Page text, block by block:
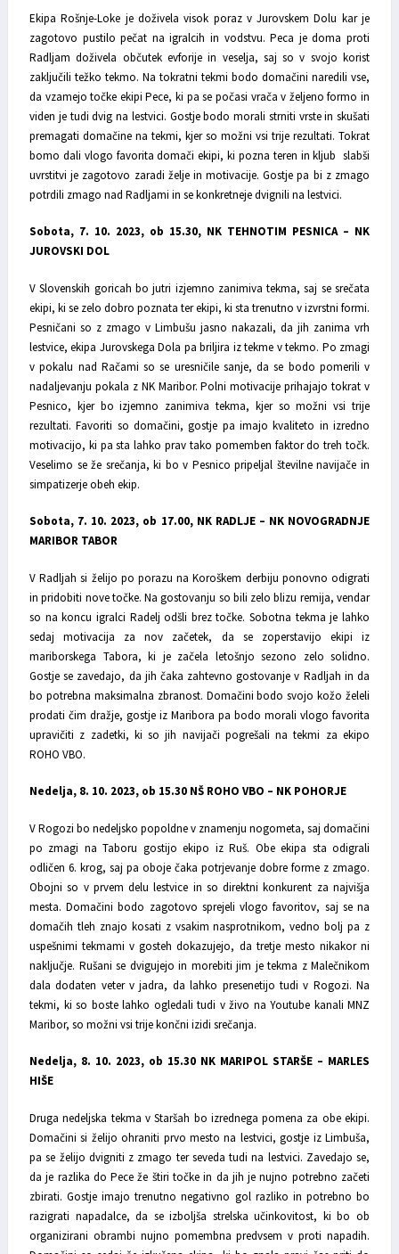
Ekipa Rošnje-Loke je doživela visok poraz v Jurovskem Dolu kar je
zagotovo pustilo pečat na igralcih in vodstvu. Peca je doma proti
Radljam doživela občutek evforije in veselja, saj so v svojo korist
zaključili težko tekmo. Na tokratni tekmi bodo domačini naredili vse,
da vzamejo točke ekipi Pece, ki pa se počasi vrača v željeno formo in
viden je tudi dvig na lestvici. Gostje bodo morali strniti vrste in skušati
premagati domačine na tekmi, kjer so možni vsi trije rezultati. Tokrat
bomo dali vlogo favorita domači ekipi, ki pozna teren in kljub slabši
uvrstitvi je zagotovo zaradi želje in motivacije. Gostje pa bi z zmago
potrdili zmago nad Radljami in se konkretneje dvignili na lestvici.
Sobota, 7. 10. 2023, ob 15.30, NK TEHNOTIM PESNICA – NK
JUROVSKI DOL
V Slovenskih goricah bo jutri izjemno zanimiva tekma, saj se srečata
ekipi, ki se zelo dobro poznata ter ekipi, ki sta trenutno v izvrstni formi.
Pesničani so z zmago v Limbušu jasno nakazali, da jih zanima vrh
lestvice, ekipa Jurovskega Dola pa briljira iz tekme v tekmo. Po zmagi
v pokalu nad Račami so se uresničile sanje, da se bodo pomerili v
nadaljevanju pokala z NK Maribor. Polni motivacije prihajajo tokrat v
Pesnico, kjer bo izjemno zanimiva tekma, kjer so možni vsi trije
rezultati. Favoriti so domačini, gostje pa imajo kvaliteto in izredno
motivacijo, ki pa sta lahko prav tako pomemben faktor do treh točk.
Veselimo se že srečanja, ki bo v Pesnico pripeljal številne navijače in
simpatizerje obeh ekip.
Sobota, 7. 10. 2023, ob 17.00, NK RADLJE – NK NOVOGRADNJE
MARIBOR TABOR
V Radljah si želijo po porazu na Koroškem derbiju ponovno odigrati
in pridobiti nove točke. Na gostovanju so bili zelo blizu remija, vendar
so na koncu igralci Radelj odšli brez točke. Sobotna tekma je lahko
sedaj motivacija za nov začetek, da se zoperstavijo ekipi iz
mariborskega Tabora, ki je začela letošnjo sezono zelo solidno.
Gostje se zavedajo, da jih čaka zahtevno gostovanje v Radljah in da
bo potrebna maksimalna zbranost. Domačini bodo svojo kožo želeli
prodati čim dražje, gostje iz Maribora pa bodo morali vlogo favorita
upravičiti z zadetki, ki so jih navijači pogrešali na tekmi za ekipo
ROHO VBO.
Nedelja, 8. 10. 2023, ob 15.30 NŠ ROHO VBO – NK POHORJE
V Rogozi bo nedeljsko popoldne v znamenju nogometa, saj domačini
po zmagi na Taboru gostijo ekipo iz Ruš. Obe ekipa sta odigrali
odličen 6. krog, saj pa oboje čaka potrjevanje dobre forme z zmago.
Obojni so v prvem delu lestvice in so direktni konkurent za najvišja
mesta. Domačini bodo zagotovo sprejeli vlogo favoritov, saj se na
domačih tleh znajo kosati z vsakim nasprotnikom, vedno bolj pa z
uspešnimi tekmami v gosteh dokazujejo, da tretje mesto nikakor ni
naključje. Rušani se dvigujejo in morebiti jim je tekma z Malečnikom
dala dodaten veter v jadra, da lahko presenetijo tudi v Rogozi. Na
tekmi, ki so boste lahko ogledali tudi v živo na Youtube kanali MNZ
Maribor, so možni vsi trije končni izidi srečanja.
Nedelja, 8. 10. 2023, ob 15.30 NK MARIPOL STARŠE – MARLES
HIŠE
Druga nedeljska tekma v Staršah bo izrednega pomena za obe ekipi.
Domačini si želijo ohraniti prvo mesto na lestvici, gostje iz Limbuša,
pa se želijo dvigniti z zmago ter seveda tudi na lestvici. Zavedajo se,
da je razlika do Pece že štiri točke in da jih je nujno potrebno začeti
zbirati. Gostje imajo trenutno negativno gol razliko in potrebno bo
razigrati napadalce, da se izboljša strelska učinkovitost, ki bo ob
organizirani obrambi nujno pomembna predvsem v proti napadih.